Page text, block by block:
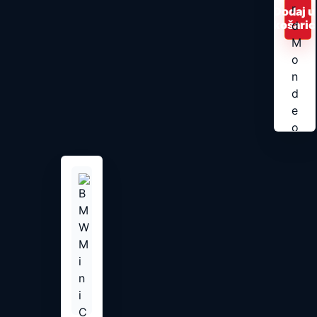
Dodaj u